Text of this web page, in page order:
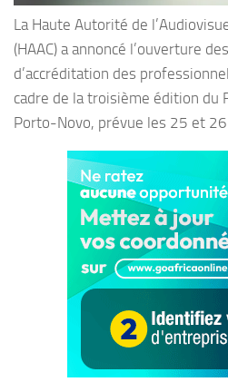
La Haute Autorité de
(HAAC) a annoncé l’ouverture
d’accréditation des
cadre de la troisième édition du
Porto-Novo, prévue les 25 et